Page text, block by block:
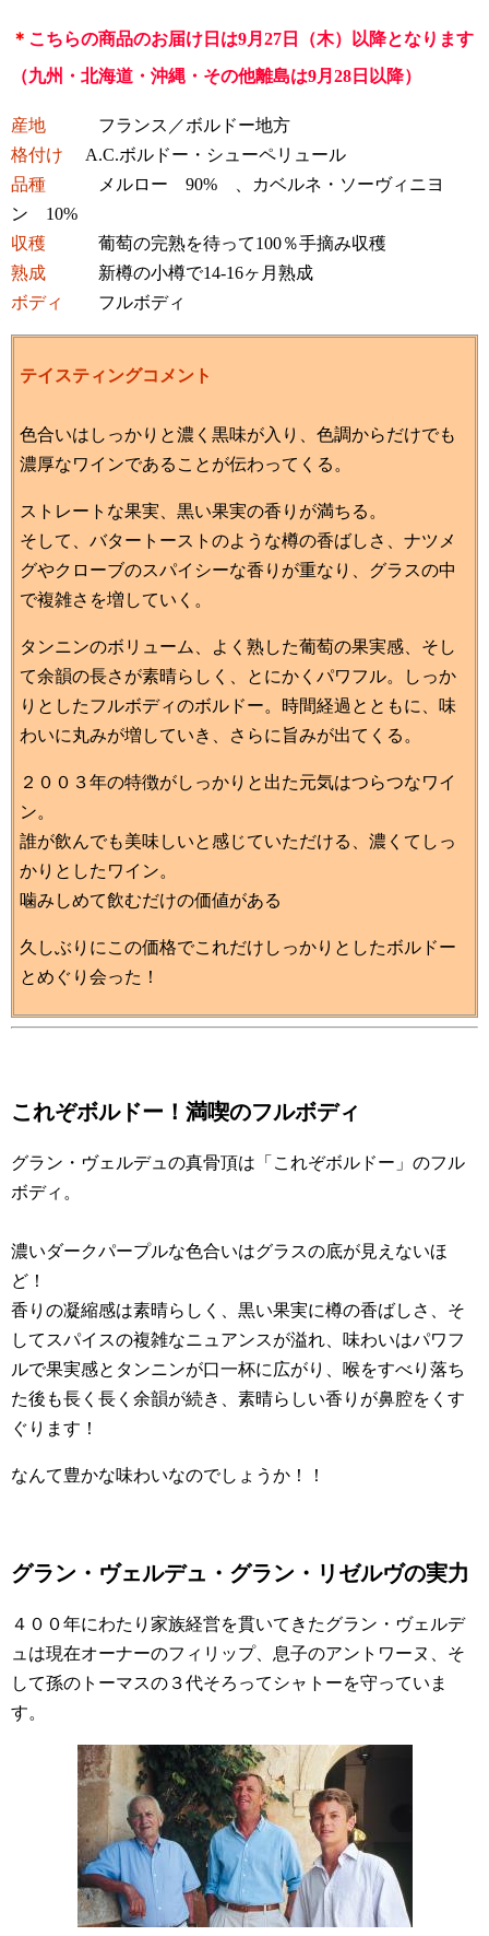
＊ こちらの商品のお届け日は9月27日（木）以降となります
（九州・北海道・沖縄・その他離島は9月28日以降）
産地 フランス／ボルドー地方
格付け A.C.ボルドー・シューペリュール
品種 メルロー 90% 、カベルネ・ソーヴィニヨ
ン 10%
収穫 葡萄の完熟を待って100％手摘み収穫
熟成 新樽の小樽で14-16ヶ月熟成
ボディ
フルボディ
テイスティングコメント
色合いはしっかりと濃く黒味が入り、色調からだけでも
濃厚なワインであることが伝わってくる。
ストレートな果実、黒い果実の香りが満ちる。
そして、バタートーストのような樽の香ばしさ、ナツメ
グやクローブのスパイシーな香りが重なり、グラスの中
で複雑さを増していく。
タンニンのボリューム、よく熟した葡萄の果実感、そし
て余韻の長さが素晴らしく、とにかくパワフル。しっか
りとしたフルボディのボルドー。時間経過とともに、味
わいに丸みが増していき、さらに旨みが出てくる。
２００３年の特徴がしっかりと出た元気はつらつなワイ
ン。
誰が飲んでも美味しいと感じていただける、濃くてしっ
かりとしたワイン。
噛みしめて飲むだけの価値がある
久しぶりにこの価格でこれだけしっかりとしたボルドー
とめぐり会った！
これぞボルドー！満喫のフルボディ
グラン・ヴェルデュの真骨頂は「これぞボルドー」のフル
ボディ。
濃いダークパープルな色合いはグラスの底が見えないほ
ど！
香りの凝縮感は素晴らしく、黒い果実に樽の香ばしさ、そ
してスパイスの複雑なニュアンスが溢れ、味わいはパワフ
ルで果実感とタンニンが口一杯に広がり、喉をすべり落ち
た後も長く長く余韻が続き、素晴らしい香りが鼻腔をくす
ぐります！
なんて豊かな味わいなのでしょうか！！
グラン・ヴェルデュ・グラン・リゼルヴの実力
４００年にわたり家族経営を貫いてきたグラン・ヴェルデ
ュは現在オーナーのフィリップ、息子のアントワーヌ、そ
して孫のトーマスの３代そろってシャトーを守っていま
す。